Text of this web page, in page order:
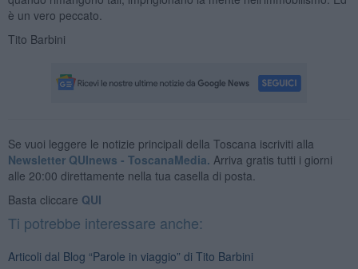
è un vero peccato.
Tito Barbini
Se vuoi leggere le notizie principali della Toscana iscriviti alla
Newsletter QUInews - ToscanaMedia. Arriva gratis tutti i giorni
alle 20:00 direttamente nella tua casella di posta.
Basta cliccare QUI
Ti potrebbe interessare anche:
Articoli dal Blog “Parole in viaggio” di Tito Barbini